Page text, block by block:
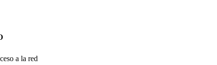
a la red